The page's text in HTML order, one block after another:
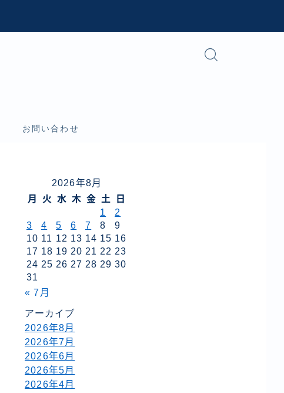
お問い合わせ
2026年8月
月
火 水 木 金 土
日
1
2
3
4 5 6 7 8
9
10 11 12 13 14 15 16
17 18 19 20 21 22 23
24 25 26 27 28 29 30
31
« 7月
アーカイブ
2026年8月
2026年7月
2026年6月
2026年5月
2026年4月